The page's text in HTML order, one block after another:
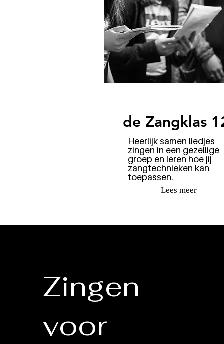
de Zangklas
Heerlijk samen liedjes
zingen in een gezellige
groep en leren hoe jij
zangtechnieken kan
toepassen.
Lees meer
Zingen
voor